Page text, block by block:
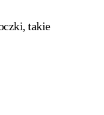
takie